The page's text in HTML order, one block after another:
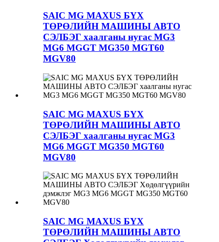
SAIC MG MAXUS БҮХ
ТӨРӨЛИЙН МАШИНЫ АВТО
СЭЛБЭГ хаалганы нугас MG3
MG6 MGGT MG350 MGT60
MGV80
SAIC MG MAXUS БҮХ
ТӨРӨЛИЙН МАШИНЫ АВТО
СЭЛБЭГ хаалганы нугас MG3
MG6 MGGT MG350 MGT60
MGV80
SAIC MG MAXUS БҮХ
ТӨРӨЛИЙН МАШИНЫ АВТО